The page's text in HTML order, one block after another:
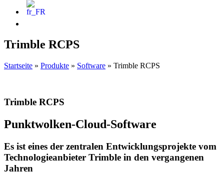
Trimble RCPS
Startseite » Produkte » Software » Trimble RCPS
Trimble RCPS
Punktwolken-Cloud-Software
Es ist eines der zentralen Entwicklungsprojekte vom
Technologieanbieter Trimble in den vergangenen
Jahren